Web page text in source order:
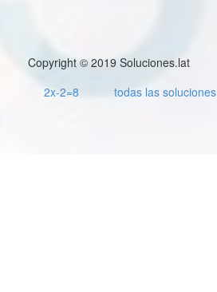
Copyright © 2019 Soluciones.lat
2x-2=8
todas las soluciones